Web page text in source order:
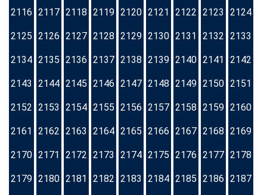
2116 2117 2118 2119 2120 2121 2122 2123 2124
2125 2126 2127 2128 2129 2130 2131 2132 2133
2134 2135 2136 2137 2138 2139 2140 2141 2142
2143 2144 2145 2146 2147 2148 2149 2150 2151
2152 2153 2154 2155 2156 2157 2158 2159 2160
2161 2162 2163 2164 2165 2166 2167 2168 2169
2170 2171 2172 2173 2174 2175 2176 2177 2178
2179 2180 2181 2182 2183 2184 2185 2186 2187